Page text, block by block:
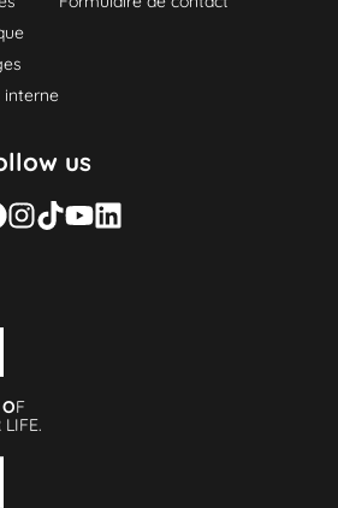
interne
us
F
LIFE.